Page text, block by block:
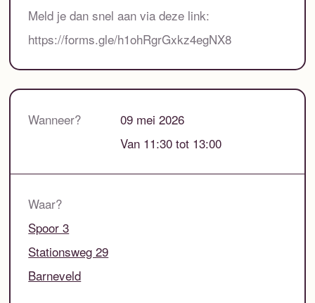
Meld je dan snel aan via deze link:
https://forms.gle/h1ohRgrGxkz4egNX8
Wanneer?
09 mei 2026
Van 11:30 tot 13:00
Waar?
Spoor 3
Stationsweg 29
Barneveld